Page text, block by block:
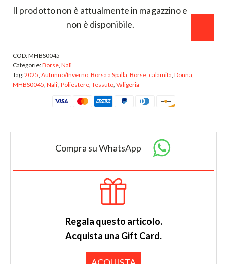
Il prodotto non è attualmente in magazzino e
non è disponibile.
COD:MHBS0045
Categorie:Borse, Nalì
Tag:2025, Autunno/Inverno, Borsa a Spalla, Borse, calamita, Donna,
MHBS0045, Nali', Poliestere, Tessuto, Valigeria
Compra su WhatsApp
Regala questo articolo.
Acquista una Gift Card.